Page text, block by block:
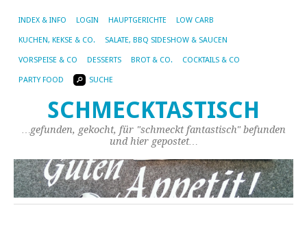
INDEX & INFO LOGIN HAUPTGERICHTE LOW CARB
KUCHEN, KEKSE & CO. SALATE, BBQ SIDESHOW & SAUCEN
VORSPEISE & CO DESSERTS BROT & CO. COCKTAILS & CO
PARTY FOOD SUCHE
SCHMECKTASTISCH
…gefunden, gekocht, für "schmeckt fantastisch" befunden
und hier gepostet…